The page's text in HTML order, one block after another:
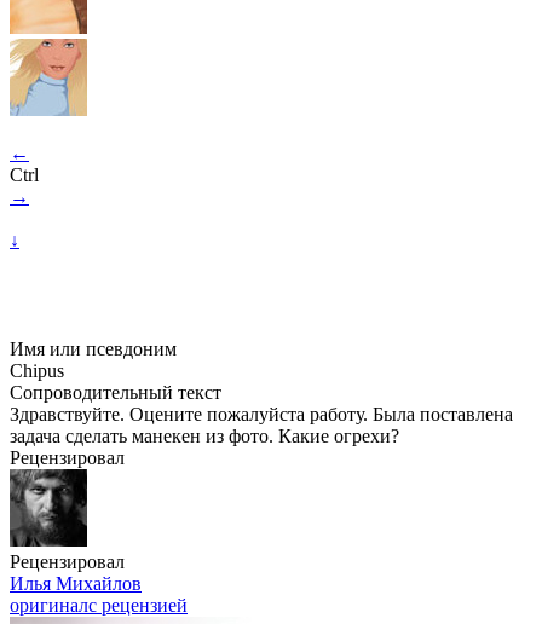
←
Ctrl
→
↓
Имя или псевдоним
Chipus
Сопроводительный текст
Здравствуйте. Оцените пожалуйста работу. Была поставлена
задача сделать манекен из фото. Какие огрехи?
Рецензировал
Рецензировал
Илья Михайлов
оригиналс рецензией